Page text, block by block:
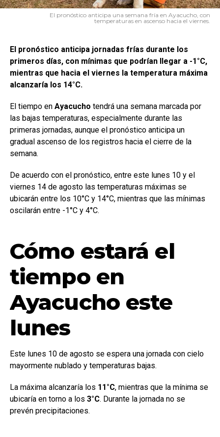
El pronóstico anticipa una semana fría en Ayacucho, con
temperaturas en ascenso hacia el viernes.
El pronóstico anticipa jornadas frías durante los
primeros días, con mínimas que podrían llegar a -1°C,
mientras que hacia el viernes la temperatura máxima
alcanzaría los 14°C.
El tiempo en Ayacucho tendrá una semana marcada por
las bajas temperaturas, especialmente durante las
primeras jornadas, aunque el pronóstico anticipa un
gradual ascenso de los registros hacia el cierre de la
semana.
De acuerdo con el pronóstico, entre este lunes 10 y el
viernes 14 de agosto las temperaturas máximas se
ubicarán entre los 10°C y 14°C, mientras que las mínimas
oscilarán entre -1°C y 4°C.
Cómo estará el
tiempo en
Ayacucho este
lunes
Este lunes 10 de agosto se espera una jornada con cielo
mayormente nublado y temperaturas bajas.
La máxima alcanzaría los 11°C, mientras que la mínima se
ubicaría en torno a los 3°C. Durante la jornada no se
prevén precipitaciones.